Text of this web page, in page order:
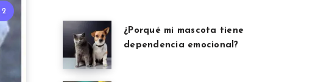
2
¿Porqué mi mascota tiene
dependencia emocional?